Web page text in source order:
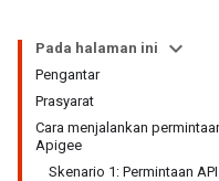
Pada halaman ini
Pengantar
Prasyarat
Cara menjalankan
Apigee
Skenario 1: Permintaan